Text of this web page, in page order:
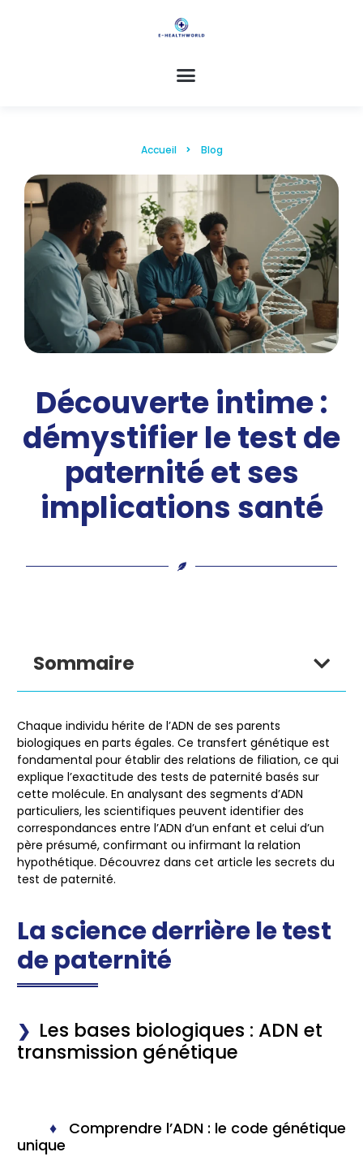
Accueil Blog
Découverte intime :
démystifier le test de
paternité et ses
implications santé
Sommaire
Chaque individu hérite de l’ADN de ses parents
biologiques en parts égales. Ce transfert génétique est
fondamental pour établir des relations de filiation, ce qui
explique l’exactitude des tests de paternité basés sur
cette molécule. En analysant des segments d’ADN
particuliers, les scientifiques peuvent identifier des
correspondances entre l’ADN d’un enfant et celui d’un
père présumé, confirmant ou infirmant la relation
hypothétique. Découvrez dans cet article les secrets du
test de paternité.
La science derrière le test
de paternité
Les bases biologiques : ADN et
transmission génétique
Comprendre l’ADN : le code génétique
unique